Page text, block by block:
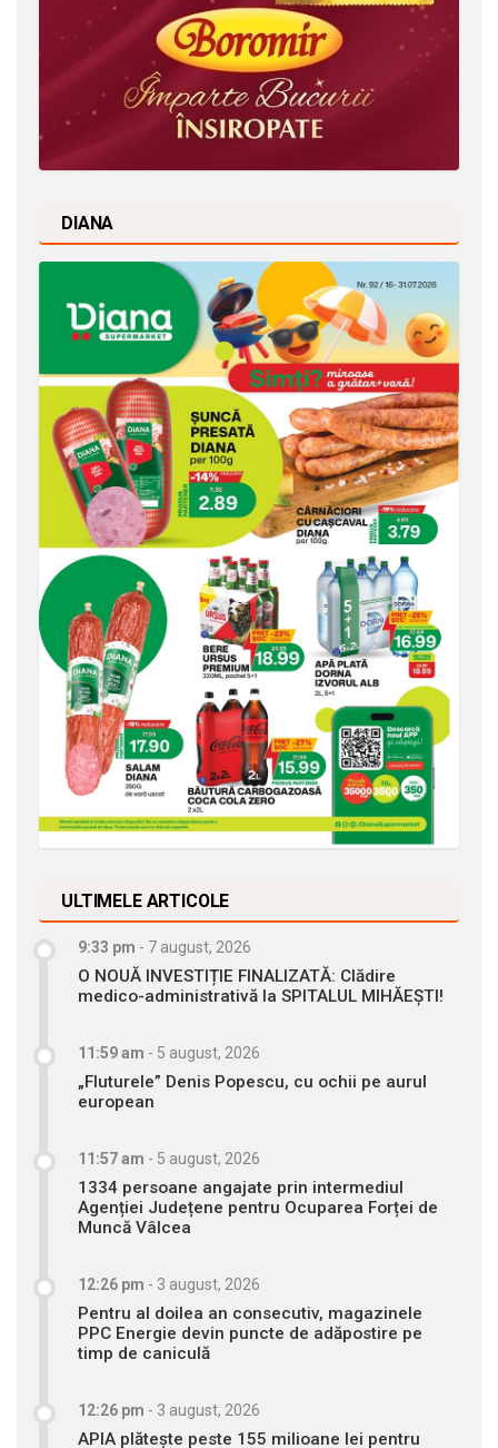
DIANA
ULTIMELE ARTICOLE
9:33 pm - 7 august, 2026
O NOUĂ INVESTIȚIE FINALIZATĂ: Clădire
medico-administrativă la SPITALUL MIHĂEȘTI!
11:59 am - 5 august, 2026
„Fluturele” Denis Popescu, cu ochii pe aurul
european
11:57 am - 5 august, 2026
1334 persoane angajate prin intermediul
Agenției Județene pentru Ocuparea Forței de
Muncă Vâlcea
12:26 pm - 3 august, 2026
Pentru al doilea an consecutiv, magazinele
PPC Energie devin puncte de adăpostire pe
timp de caniculă
12:26 pm - 3 august, 2026
APIA plătește peste 155 milioane lei pentru